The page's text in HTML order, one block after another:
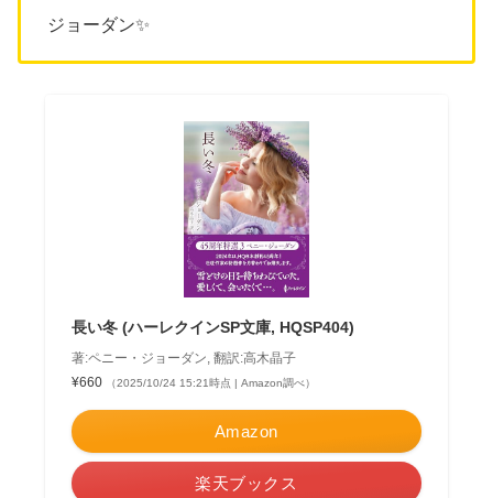
ジョーダン✨
長い冬 (ハーレクインSP文庫, HQSP404)
著:ペニー・ジョーダン, 翻訳:高木晶子
¥660
（2025/10/24 15:21時点 | Amazon調べ）
Amazon
楽天ブックス